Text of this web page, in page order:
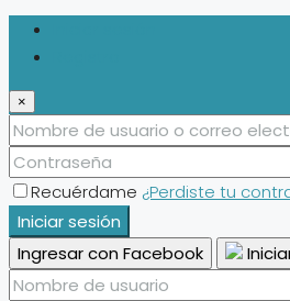
×
Recuérdame ¿Perdiste tu
Iniciar sesión
Ingresar con Facebook